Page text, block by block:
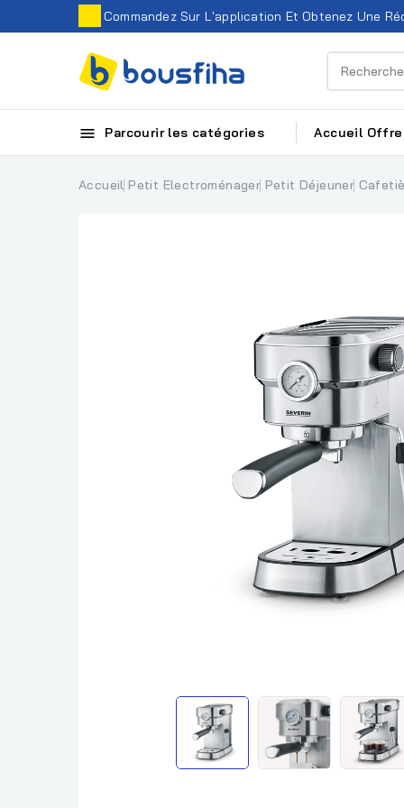
Commandez Sur L'application Et Obtenez Une
 Parcourir les catégories Accueil
Accueil Petit Electroménager Petit Déjeuner